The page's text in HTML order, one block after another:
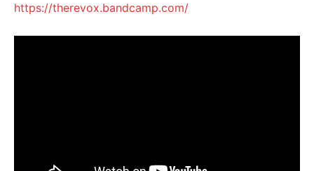
https://therevox.bandcamp.com/